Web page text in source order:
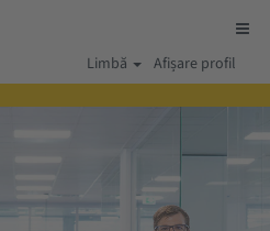
Limbă Afișare profil